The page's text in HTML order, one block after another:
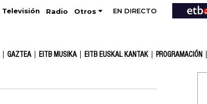
Televisión Radio Otros EN DIRECTO
GAZTEA EITB MUSIKA EITB EUSKAL KANTAK PROGRAMACIÓN